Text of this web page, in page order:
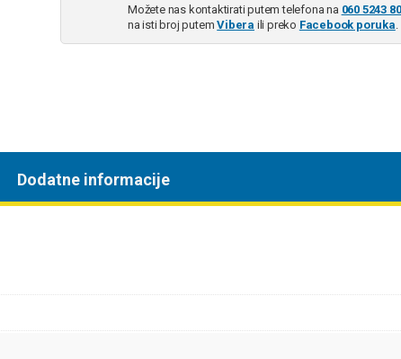
Možete nas kontaktirati putem telefona na 060 5243
na isti broj putemVibera ili preko Facebook poruka.
Dodatne informacije